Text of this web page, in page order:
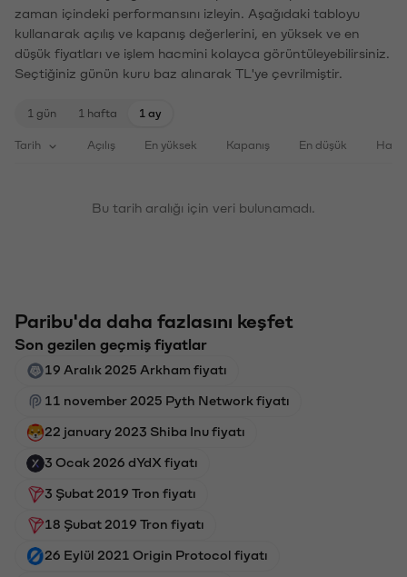
zaman içindeki performansını izleyin. Aşağıdaki tabloyu
kullanarak açılış ve kapanış değerlerini, en yüksek ve en
düşük fiyatları ve işlem hacmini kolayca görüntüleyebilirsiniz.
Seçtiğiniz günün kuru baz alınarak TL'ye çevrilmiştir.
1 gün 1 hafta 1 ay
Tarih Açılış En yüksek Kapanış En düşük
Bu tarih aralığı için veri bulunamadı.
Paribu'da daha fazlasını keşfet
Son gezilen geçmiş fiyatlar
19 Aralık 2025 Arkham fiyatı
11 november 2025 Pyth Network fiyatı
22 january 2023 Shiba Inu fiyatı
3 Ocak 2026 dYdX fiyatı
3 Şubat 2019 Tron fiyatı
18 Şubat 2019 Tron fiyatı
26 Eylül 2021 Origin Protocol fiyatı